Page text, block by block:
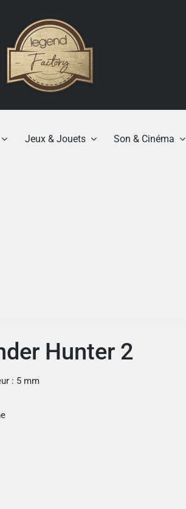
Jeux & Jouets Son & Cinéma
Hunter 2
: 5 mm